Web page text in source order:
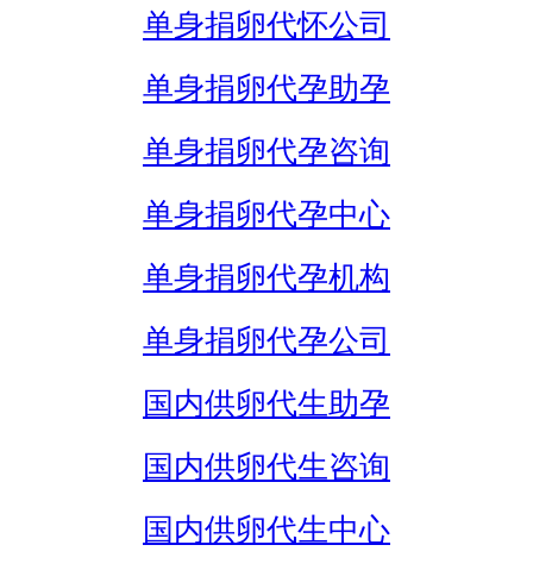
单身捐卵代怀公司
单身捐卵代孕助孕
单身捐卵代孕咨询
单身捐卵代孕中心
单身捐卵代孕机构
单身捐卵代孕公司
国内供卵代生助孕
国内供卵代生咨询
国内供卵代生中心